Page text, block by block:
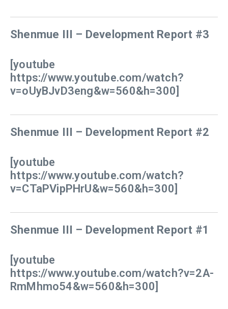
Shenmue III – Development Report #3
[youtube
https://www.youtube.com/watch?
v=oUyBJvD3eng&w=560&h=300]
Shenmue III – Development Report #2
[youtube
https://www.youtube.com/watch?
v=CTaPVipPHrU&w=560&h=300]
Shenmue III – Development Report #1
[youtube
https://www.youtube.com/watch?v=2A-
RmMhmo54&w=560&h=300]